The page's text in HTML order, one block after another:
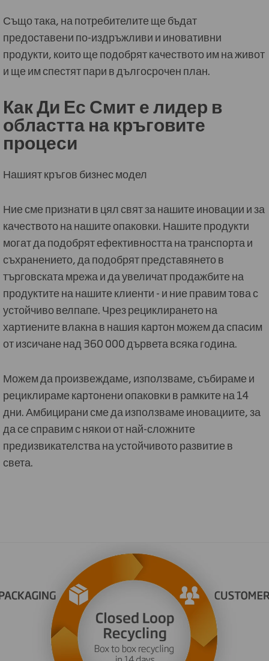
Също така, на потребителите ще бъдат
предоставени по-издръжливи и иновативни
продукти, които ще подобрят качеството им на живот
и ще им спестят пари в дългосрочен план.
Как Ди Ес Смит е лидер в
областта на кръговите
процеси
Нашият кръгов бизнес модел
Ние сме признати в цял свят за нашите иновации и за
качеството на нашите опаковки. Нашите продукти
могат да подобрят ефективността на транспорта и
съхранението, да подобрят представянето в
търговската мрежа и да увеличат продажбите на
продуктите на нашите клиенти - и ние правим това с
устойчиво велпапе. Чрез рециклирането на
хартиените влакна в нашия картон можем да спасим
от изсичане над 360 000 дървета всяка година.
Можем да произвеждаме, използваме, събираме и
рециклираме картонени опаковки в рамките на 14
дни. Амбицирани сме да използваме иновациите, за
да се справим с някои от най-сложните
предизвикателства на устойчивото развитие в
света.